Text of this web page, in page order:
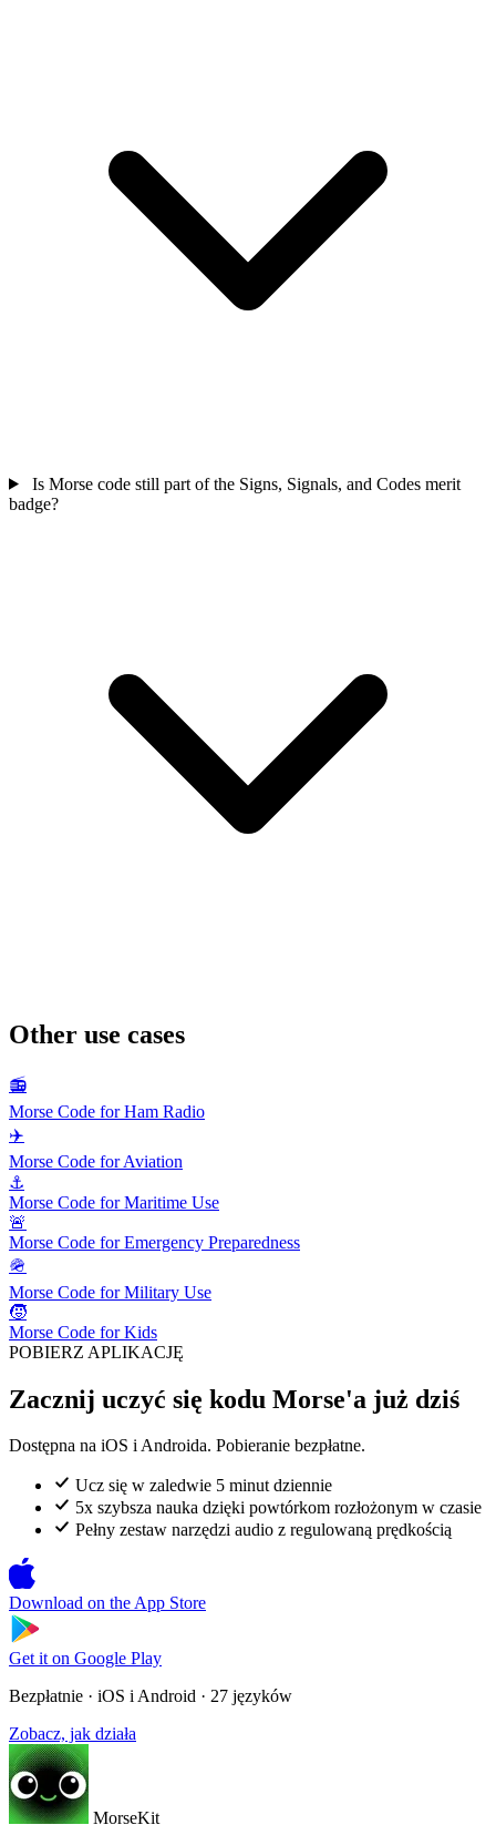
Is Morse code still part of the Signs, Signals, and Codes merit
badge?
Other use cases
📻
Morse Code for Ham Radio
✈️
Morse Code for Aviation
⚓
Morse Code for Maritime Use
🚨
Morse Code for Emergency Preparedness
🪖
Morse Code for Military Use
🧒
Morse Code for Kids
POBIERZ APLIKACJĘ
Zacznij uczyć się kodu Morse'a już dziś
Dostępna na iOS i Androida. Pobieranie bezpłatne.
Ucz się w zaledwie 5 minut dziennie
5x szybsza nauka dzięki powtórkom rozłożonym w czasie
Pełny zestaw narzędzi audio z regulowaną prędkością
Download on theApp Store
Get it on Google Play
Bezpłatnie · iOS i Android · 27 języków
Zobacz, jak działa
MorseKit